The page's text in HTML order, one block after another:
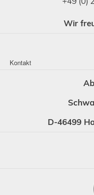
Wir
Kontakt
D-46499